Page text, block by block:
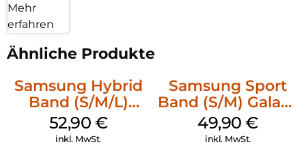
Mehr
erfahren
Ähnliche Produkte
Samsung Hybrid
Band (S/M/L)
Galaxy
Watch8/Watch8
52,90 €
inkl. MwSt.
Samsung Sport
Band (S/M) Galaxy
Watch8/Watch8
Classic Graphite
49,90€
inkl. MwSt.